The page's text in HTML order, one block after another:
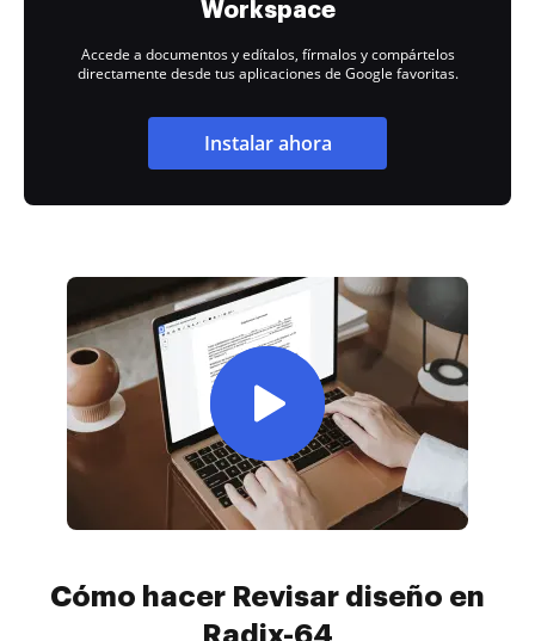
Workspace
Accede a documentos y edítalos, fírmalos y compártelos
directamente desde tus aplicaciones de Google favoritas.
Instalar ahora
Cómo hacer Revisar diseño en
Radix-64